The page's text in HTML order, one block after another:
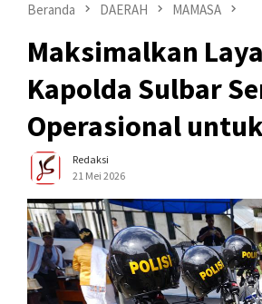
Beranda DAERAH MAMASA
Maksimalkan
Kapolda Sulbar
Operasional
Redaksi
21 Mei 2026